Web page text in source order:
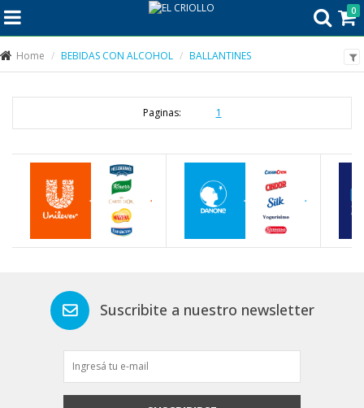
0
Home BEBIDAS CON ALCOHOL BALLANTINES
Paginas: 1
Suscribite a nuestro newsletter